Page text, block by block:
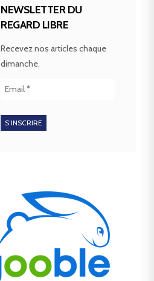
NEWSLETTER DU
REGARD LIBRE
Recevez nos articles chaque
dimanche.